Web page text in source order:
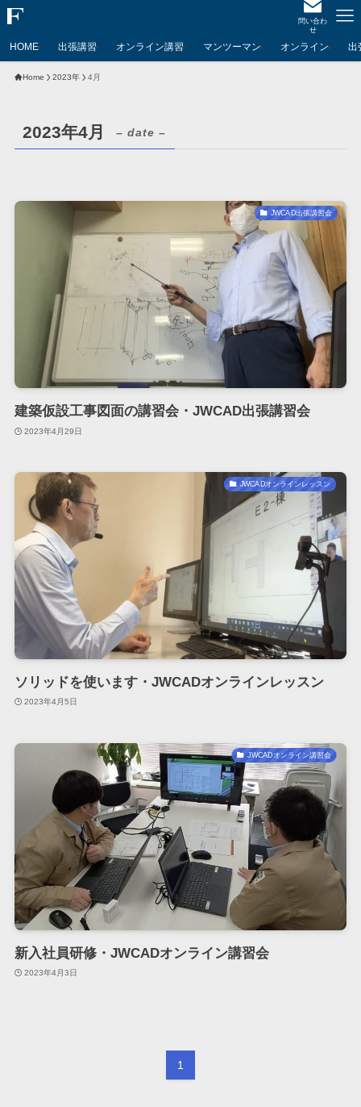
問い合わ
せ
HOME 出張講習 オンライン講習 マンツーマン オンライン 出
Home 2023年 4月
2023年4月 – date –
JWCAD出張講習会
建築仮設工事図面の講習会・JWCAD出張講習会
2023年4月29日
JWCADオンラインレッスン
ソリッドを使います・JWCADオンラインレッスン
2023年4月5日
JWCADオンライン講習会
新入社員研修・JWCADオンライン講習会
2023年4月3日
1